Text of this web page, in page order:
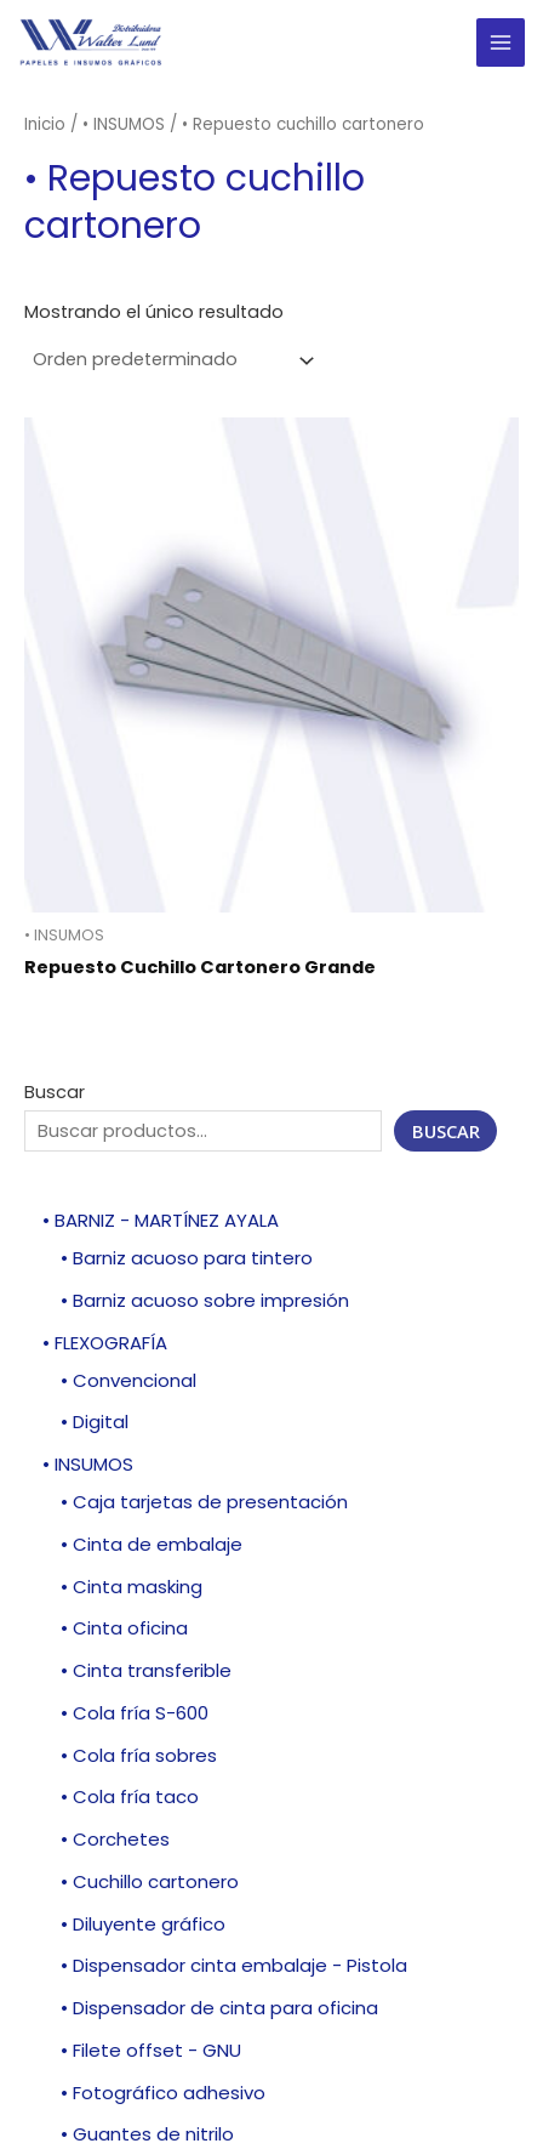
contenido
Buscar
BUSCAR
• BARNIZ - MARTÍNEZ AYALA
• Barniz acuoso para tintero
• Barniz acuoso sobre impresión
• FLEXOGRAFÍA
• Convencional
• Digital
• INSUMOS
• Caja tarjetas de presentación
• Cinta de embalaje
• Cinta masking
• Cinta oficina
• Cinta transferible
• Cola fría S-600
• Cola fría sobres
• Cola fría taco
• Corchetes
• Cuchillo cartonero
• Diluyente gráfico
• Dispensador cinta embalaje - Pistola
• Dispensador de cinta para oficina
• Filete offset - GNU
• Fotográfico adhesivo
• Guantes de nitrilo
Inicio / • INSUMOS / • Repuesto cuchillo cartonero
• Repuesto cuchillo
cartonero
Mostrando el único resultado
• INSUMOS
Repuesto Cuchillo Cartonero Grande